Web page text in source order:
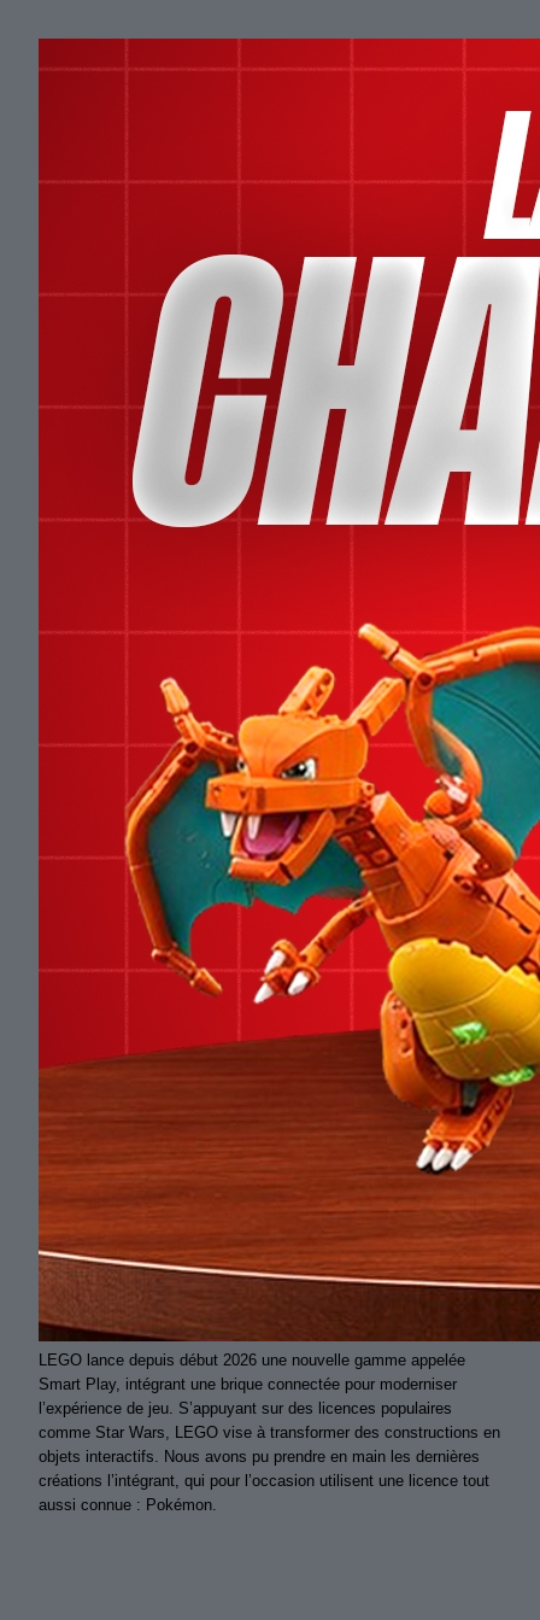
LEGO lance depuis début 2026 une nouvelle gamme appelée
Smart Play, intégrant une brique connectée pour moderniser
l’expérience de jeu. S’appuyant sur des licences populaires
comme Star Wars, LEGO vise à transformer des constructions en
objets interactifs. Nous avons pu prendre en main les dernières
créations l’intégrant, qui pour l’occasion utilisent une licence tout
aussi connue : Pokémon.